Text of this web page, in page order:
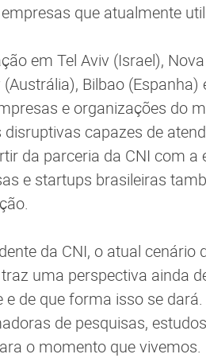
que atualmente
em Tel Aviv (Israel),
Bilbao
e organizações do
capazes de
da parceria da CNI com a
e startups brasileiras
da CNI, o atual cenário
uma perspectiva ainda
de que forma isso se
de pesquisas,
o momento que vivemos.